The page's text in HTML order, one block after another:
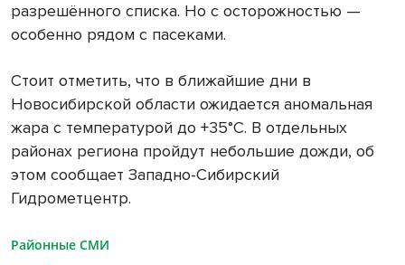
разрешённого списка. Но с осторожностью —
особенно рядом с пасеками.
Стоит отметить, что в ближайшие дни в
Новосибирской области ожидается аномальная
жара с температурой до +35°С. В отдельных
районах региона пройдут небольшие дожди, об
этом сообщает Западно-Сибирский
Гидрометцентр.
Районные СМИ